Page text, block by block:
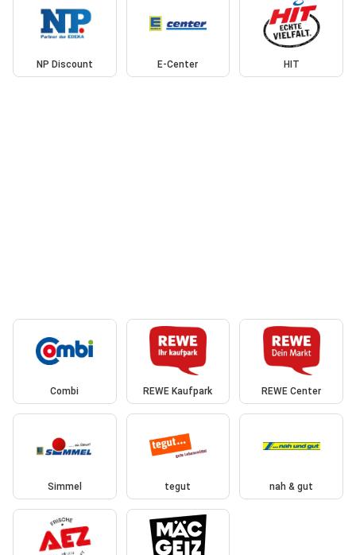
NP Discount E-Center HIT
Combi REWE Kaufpark REWE Center
Simmel tegut nah & gut